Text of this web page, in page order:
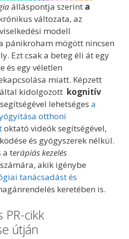
álláspontja szerint a
változata, az
modell
pánikroham mögött nincsen
Ezt csak a beteg éli át egy
és egy véletlen
miatt. Képzett
kidolgozott kognitív
segítségével lehetséges a
otthoni
oktató videók segítségével,
és gyógyszerek nélkül.
a terápiás kezelés
akik igénybe
tanácsadást és
keretében is.
PR-cikk
útján